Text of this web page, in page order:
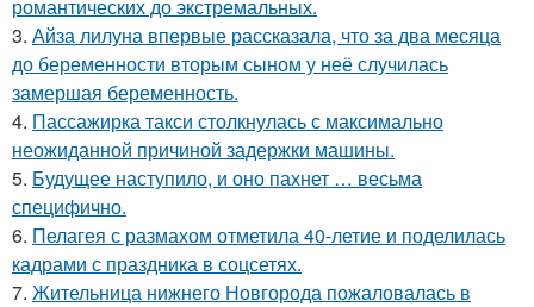
романтических до экстремальных.
3. Айза лилуна впервые рассказала, что за два месяца
до беременности вторым сыном у неё случилась
замершая беременность.
4. Пассажирка такси столкнулась с максимально
неожиданной причиной задержки машины.
5. Будущее наступило, и оно пахнет … весьма
специфично.
6. Пелагея с размахом отметила 40-летие и поделилась
кадрами с праздника в соцсетях.
7. Жительница нижнего Новгорода пожаловалась в